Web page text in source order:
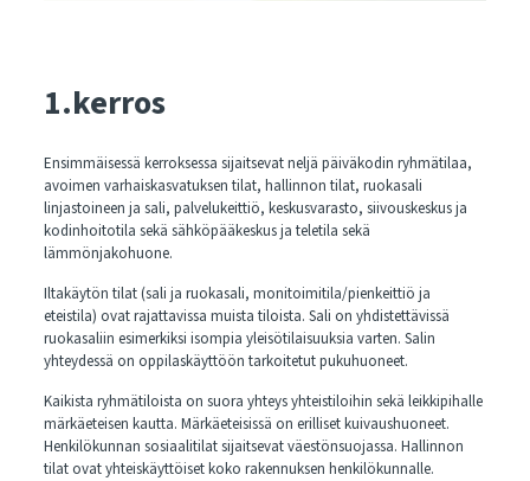
1.kerros
Ensimmäisessä kerroksessa sijaitsevat neljä päiväkodin ryhmätilaa,
avoimen varhaiskasvatuksen tilat, hallinnon tilat, ruokasali
linjastoineen ja sali, palvelukeittiö, keskusvarasto, siivouskeskus ja
kodinhoitotila sekä sähköpääkeskus ja teletila sekä
lämmönjakohuone.
Iltakäytön tilat (sali ja ruokasali, monitoimitila/pienkeittiö ja
eteistila) ovat rajattavissa muista tiloista. Sali on yhdistettävissä
ruokasaliin esimerkiksi isompia yleisötilaisuuksia varten. Salin
yhteydessä on oppilaskäyttöön tarkoitetut pukuhuoneet.
Kaikista ryhmätiloista on suora yhteys yhteistiloihin sekä leikkipihalle
märkäeteisen kautta. Märkäeteisissä on erilliset kuivaushuoneet.
Henkilökunnan sosiaalitilat sijaitsevat väestönsuojassa. Hallinnon
tilat ovat yhteiskäyttöiset koko rakennuksen henkilökunnalle.